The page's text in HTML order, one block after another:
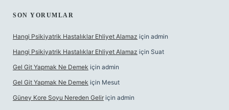
SON YORUMLAR
Hangi Psikiyatrik Hastalıklar Ehliyet Alamaz için admin
Hangi Psikiyatrik Hastalıklar Ehliyet Alamaz için Suat
Gel Git Yapmak Ne Demek için admin
Gel Git Yapmak Ne Demek için Mesut
Güney Kore Soyu Nereden Gelir için admin